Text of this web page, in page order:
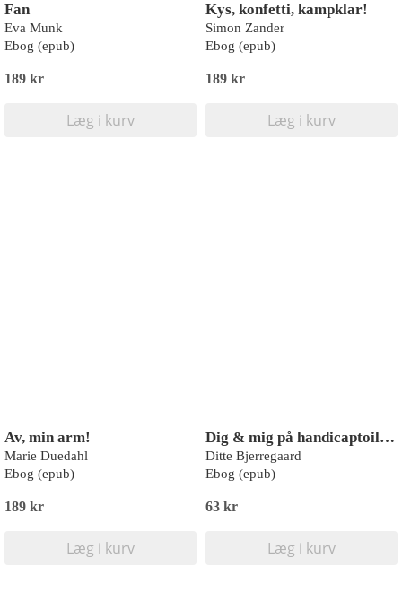
Fan
Eva Munk
Ebog (epub)
189 kr
Læg i kurv
Kys, konfetti, kampklar!
Simon Zander
Ebog (epub)
189 kr
Læg i kurv
Av, min arm!
Marie Duedahl
Ebog (epub)
189 kr
Læg i kurv
Dig & mig på handicaptoilettet
Ditte Bjerregaard
Ebog (epub)
63 kr
Læg i kurv